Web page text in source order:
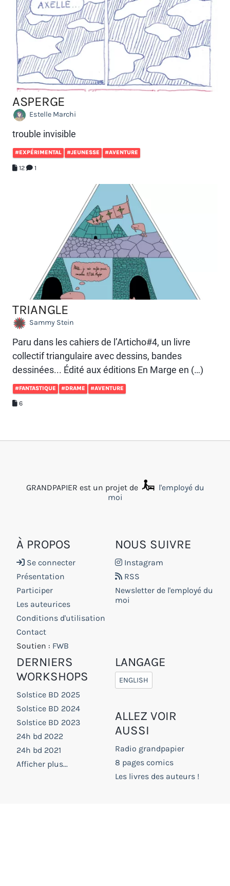
ASPERGE
Estelle Marchi
trouble invisible
#EXPÉRIMENTAL #JEUNESSE #AVENTURE
12 1
TRIANGLE
Sammy Stein
Paru dans les cahiers de l’Articho#4, un livre
collectif triangulaire avec dessins, bandes
dessinées... Édité aux éditions En Marge en (…)
#FANTASTIQUE #DRAME #AVENTURE
6
GRANDPAPIER est un projet de
l'employé du
moi
À PROPOS
Se connecter
Présentation
Participer
Les auteurices
Conditions d'utilisation
Contact
Soutien : FWB
NOUS SUIVRE
Instagram
RSS
Newsletter de l'employé du
moi
DERNIERS
WORKSHOPS
Solstice BD 2025
Solstice BD 2024
Solstice BD 2023
24h bd 2022
24h bd 2021
Afficher plus...
LANGAGE
ENGLISH
ALLEZ VOIR
AUSSI
Radio grandpapier
8 pages comics
Les livres des auteurs !